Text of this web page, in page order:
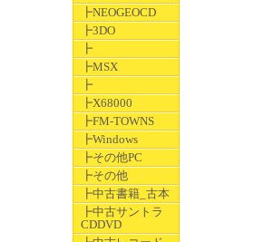
┣NEOGEOCD
┣3DO
┣
┣MSX
┣
┣X68000
┣FM-TOWNS
┣Windows
┣その他PC
┣その他
┣中古書籍_古本
┣中古サントラ
CDDVD